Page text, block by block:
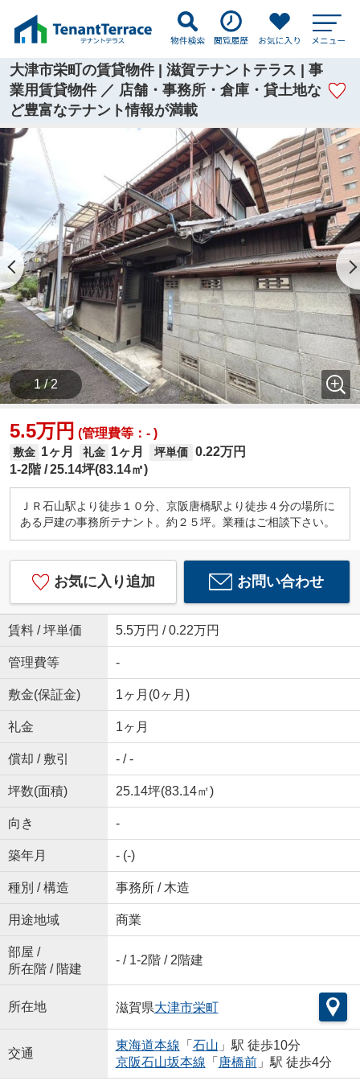
大津市栄町の賃貸物件 | 滋賀テナントテラス | 事
業用賃貸物件 ／ 店舗・事務所・倉庫・貸土地な
ど豊富なテナント情報が満載
1 / 2
5.5万円 (管理費等：- )
敷金 1ヶ月 礼金 1ヶ月 坪単価 0.22万円
1-2階 25.14坪(83.14㎡)
ＪＲ石山駅より徒歩１０分、京阪唐橋駅より徒歩４分の場所に
ある戸建の事務所テナント。約２５坪。業種はご相談下さい。
お気に入り追加 お問い合わせ
賃料 / 坪単価 5.5万円 / 0.22万円
管理費等 -
敷金(保証金) 1ヶ月(0ヶ月)
礼金 1ヶ月
償却 / 敷引 - / -
坪数(面積) 25.14坪(83.14㎡)
向き -
築年月 - (-)
種別 / 構造 事務所 / 木造
用途地域 商業
部屋 /
所在階 / 階建
- / 1-2階 / 2階建
所在地 滋賀県大津市栄町
交通
東海道本線 「 石山 」駅 徒歩10分
京阪石山坂本線 「 唐橋前」駅 徒歩4分